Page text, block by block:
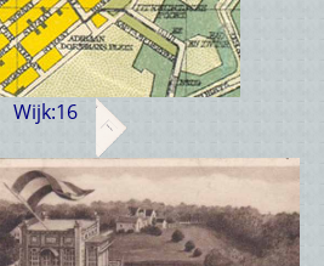
Wijk:16